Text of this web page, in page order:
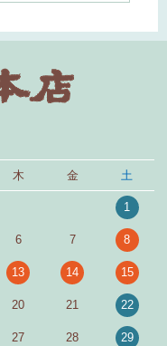
木 金 土
1
6 7 8
13 14 15
20 21 22
27 28 29